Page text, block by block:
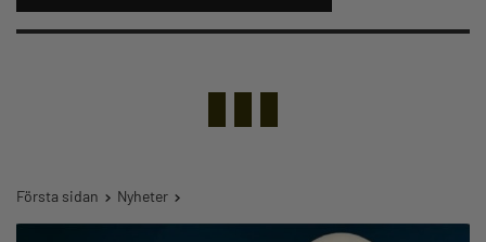
Första sidan Nyheter